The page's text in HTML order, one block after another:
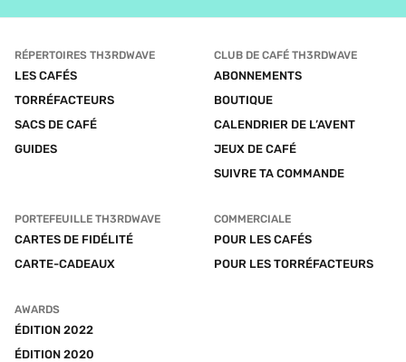
RÉPERTOIRES TH3RDWAVE
LES CAFÉS
TORRÉFACTEURS
SACS DE CAFÉ
GUIDES
CLUB DE CAFÉ TH3RDWAVE
ABONNEMENTS
BOUTIQUE
CALENDRIER DE L’AVENT
JEUX DE CAFÉ
SUIVRE TA COMMANDE
PORTEFEUILLE TH3RDWAVE
CARTES DE FIDÉLITÉ
CARTE-CADEAUX
COMMERCIALE
POUR LES CAFÉS
POUR LES TORRÉFACTEURS
AWARDS
ÉDITION 2022
ÉDITION 2020